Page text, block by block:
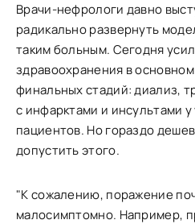
Врачи-нефрологи давно
радикально развернуть
таким больным. Сегодня
здравоохранения в
финальных стадий: диализ,
с инфарктами и инсультами
пациентов. Но гораздо
допустить этого.
"К сожалению, поражение
малосимптомно. Например,